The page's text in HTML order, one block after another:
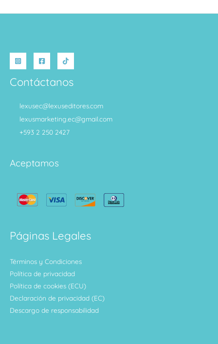
Contáctanos
lexusec@lexuseditores.com
lexusmarketing.ec@gmail.com
+593 2 250 2427
Aceptamos
Páginas Legales
Términos y Condiciones
Política de privacidad
Política de cookies (ECU)
Declaración de privacidad (EC)
Descargo de responsabilidad